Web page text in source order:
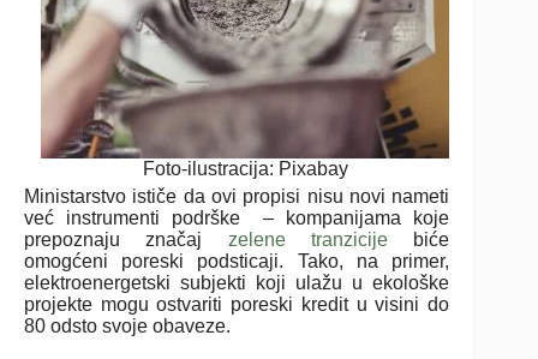
Foto-ilustracija: Pixabay
Ministarstvo ističe da ovi propisi nisu novi nameti
već instrumenti podrške – kompanijama koje
prepoznaju značaj zelene tranzicijebiće
omogćeni poreski podsticaji. Tako, na primer,
elektroenergetski subjekti koji ulažu u ekološke
projekte mogu ostvariti poreski kredit u visini do
80 odsto svoje obaveze.